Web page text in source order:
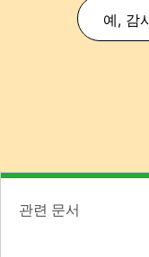
예, 감
관련 문서